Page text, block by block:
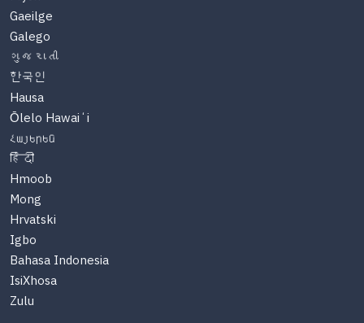
Gaeilge
Galego
ગુજરાતી
한국인
Hausa
Ōlelo Hawaiʻi
Հայերեն
हिंदी
Hmoob
Mong
Hrvatski
Igbo
Bahasa Indonesia
IsiXhosa
Zulu